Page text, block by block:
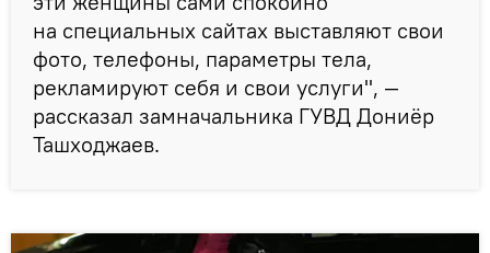
на специальных сайтах выставляют свои
фото, телефоны, параметры тела,
рекламируют себя и свои услуги", —
рассказал замначальника ГУВД Дониёр
Ташходжаев.